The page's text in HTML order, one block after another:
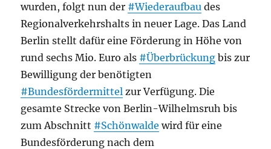
wurden, folgt nun der #Wiederaufbau des
Regionalverkehrshalts in neuer Lage. Das Land
Berlin stellt dafür eine Förderung in Höhe von
rund sechs Mio. Euro als #Überbrückung bis zur
Bewilligung der benötigten
#Bundesfördermittel zur Verfügung. Die
gesamte Strecke von Berlin-Wilhelmsruh bis
zum Abschnitt #Schönwalde wird für eine
Bundesförderung nach dem